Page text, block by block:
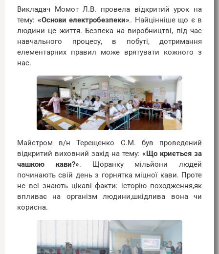
Викладач Момот Л.В. провела відкритий урок на
тему: «Основи електробезпеки». Найцінніше що є в
людини це життя. Безпека на виробництві, під час
навчального процесу, в побуті, дотримання
елементарних правил може врятувати кожного з
нас.
Майстром в/н Терещенко С.М. був проведений
відкритий виховний захід на тему: «Що криється за
чашкою кави?». Щоранку мільйони людей
починають свій день з горнятка міцної кави. Проте
не всі знають цікаві факти: історію походження,як
впливає на організм людини,шкідлива вона чи
корисна.